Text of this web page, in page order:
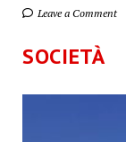
Leave a Comment
SOCIETÀ